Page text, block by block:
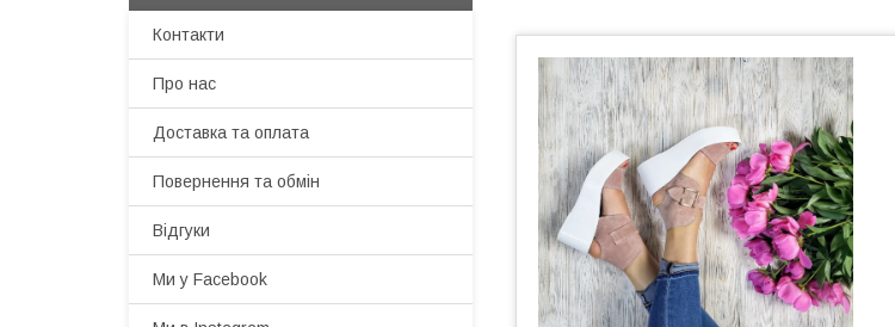
Контакти
Про нас
Доставка та оплата
Повернення та обмін
Відгуки
Ми у Facebook